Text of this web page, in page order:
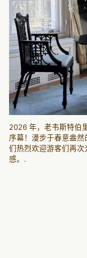
2026 年，老韦斯特伯
序幕！漫步于春意盎
们热烈欢迎游客们再
感。.